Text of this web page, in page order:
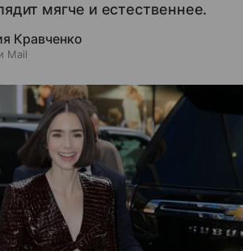
мягче и естественнее.
Кравченко
Mail